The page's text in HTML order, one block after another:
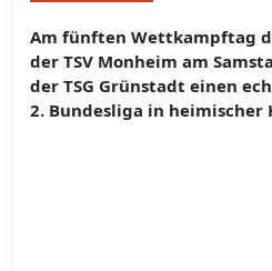
Am fünften Wettkampftag
der TSV Monheim am
der TSG Grünstadt einen
2. Bundesliga in heimischer